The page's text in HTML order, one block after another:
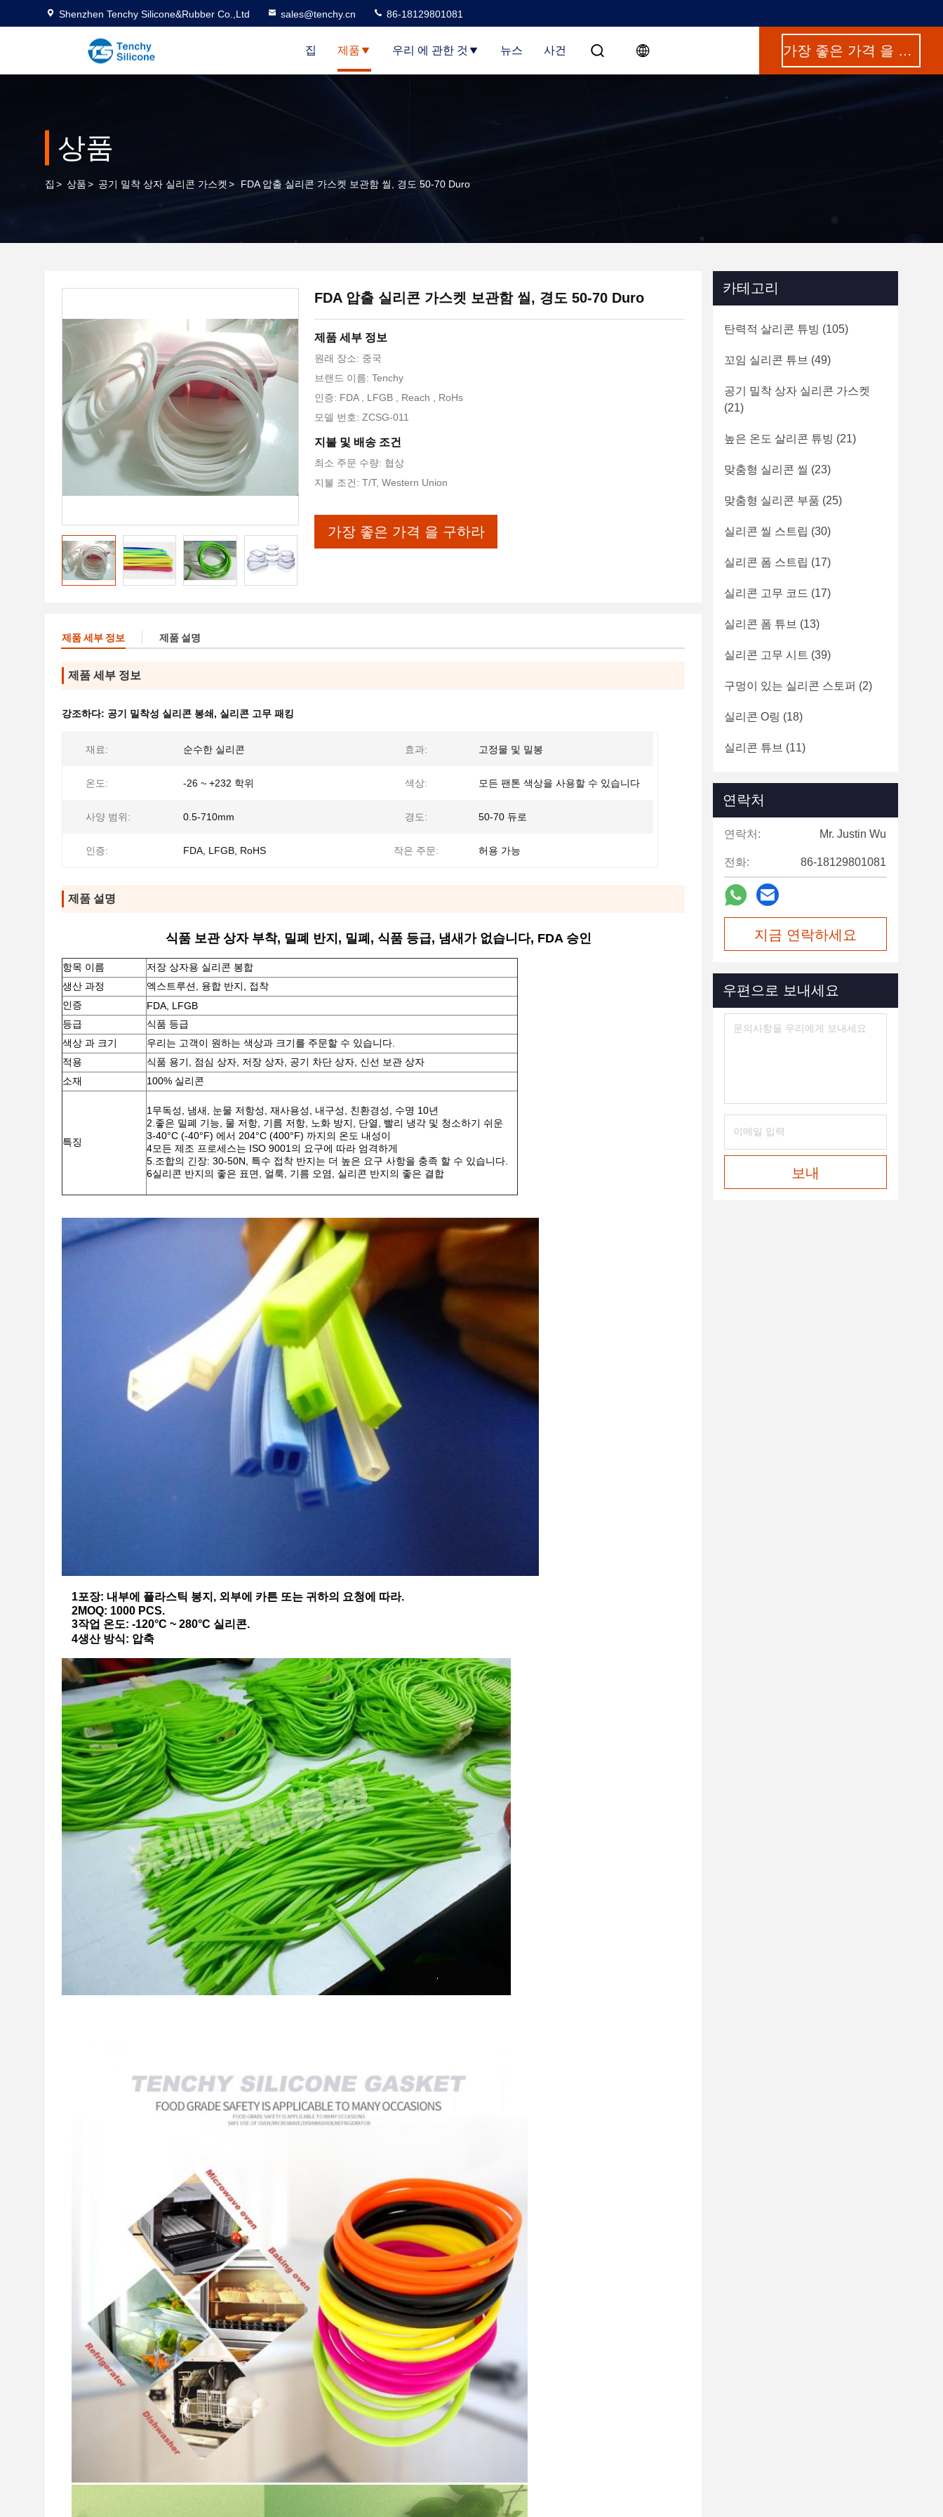
Shenzhen Tenchy Silicone&Rubber Co.,Ltd sales@tenchy.cn 86-18129801081
집 제품 우리 에 관한 것 뉴스 사건 가장 좋은 가격 을 구하라
상품
집 > 상품> 공기 밀착 상자 실리콘 가스켓 > FDA 압출 실리콘 가스켓 보관함 씰, 경도 50-70 Duro
FDA 압출 실리콘 가스켓 보관함 씰, 경도 50-70 Duro
제품 세부 정보
원래 장소: 중국
브랜드 이름: Tenchy
인증: FDA , LFGB , Reach , RoHs
모델 번호: ZCSG-011
지불 및 배송 조건
최소 주문 수량: 협상
지불 조건: T/T, Western Union
가장 좋은 가격 을 구하라
제품 세부 정보 제품 설명
제품 세부 정보
강조하다: 공기 밀착성 실리콘 봉쇄 , 실리콘 고무 패킹
재료: 순수한 실리콘 효과: 고정물 및 밀봉
온도: -26 ~ +232 학위 색상: 모든 팬톤 색상을 사용할 수 있습니다
사양 범위: 0.5-710mm 경도: 50-70 듀로
인증: FDA, LFGB, RoHS 작은 주문: 허용 가능
제품 설명
식품 보관 상자 부착, 밀폐 반지, 밀폐, 식품 등급, 냄새가 없습니다, FDA 승인
항목 이름
저장 상자용 실리콘 봉합
생산 과정
엑스트루션, 융합 반지, 접착
인증
FDA, LFGB
등급
식품 등급
색상 과 크기
우리는 고객이 원하는 색상과 크기를 주문할 수 있습니다.
적용
식품 용기, 점심 상자, 저장 상자, 공기 차단 상자, 신선 보관 상자
소재
100% 실리콘
특징
1무독성, 냄새, 눈물 저항성, 재사용성, 내구성, 친환경성, 수명 10년
2.좋은 밀폐 기능, 물 저항, 기름 저항, 노화 방지, 단열, 빨리 냉각 및 청소하기 쉬운
3-40°C (-40°F) 에서 204°C (400°F) 까지의 온도 내성이
4모든 제조 프로세스는 ISO 9001의 요구에 따라 엄격하게
5.조합의 긴장: 30-50N, 특수 접착 반지는 더 높은 요구 사항을 충족 할 수 있습니다.
6실리콘 반지의 좋은 표면, 얼룩, 기름 오염, 실리콘 반지의 좋은 결합
1포장: 내부에 플라스틱 봉지, 외부에 카튼 또는 귀하의 요청에 따라.
2MOQ: 1000 PCS.
3작업 온도: -120°C ~ 280°C 실리콘.
4생산 방식: 압축
카테고리
탄력적 살리콘 튜빙 (105)
꼬임 실리콘 튜브 (49)
공기 밀착 상자 실리콘 가스켓
(21)
높은 온도 살리콘 튜빙 (21)
맞춤형 실리콘 씰 (23)
맞춤형 실리콘 부품 (25)
실리콘 씰 스트립 (30)
실리콘 폼 스트립 (17)
실리콘 고무 코드 (17)
실리콘 폼 튜브 (13)
실리콘 고무 시트 (39)
구멍이 있는 실리콘 스토퍼 (2)
실리콘 O링 (18)
실리콘 튜브 (11)
연락처
연락처: Mr. Justin Wu
전화: 86-18129801081
지금 연락하세요
우편으로 보내세요
보내